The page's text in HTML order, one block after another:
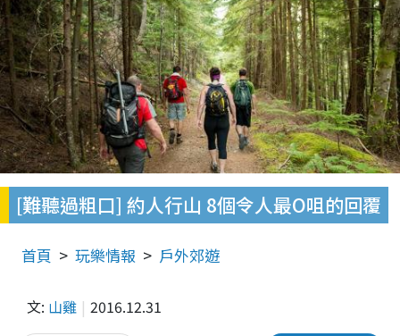
[難聽過粗口] 約人行山 8個令人最O咀的回覆
首頁 玩樂情報 戶外郊遊
文: 山雞 2016.12.31